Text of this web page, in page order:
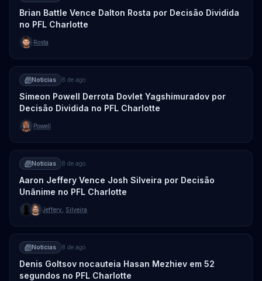
Brian Battle Vence Dalton Rosta por Decisão Dividida
no PFL Charlotte
Rosta
Notícias 8 de ago.
Simeon Powell Derrota Dovlet Yagshimuradov por
Decisão Dividida no PFL Charlotte
Powell
Notícias 8 de ago.
Aaron Jeffery Vence Josh Silveira por Decisão
Unânime no PFL Charlotte
Jeffery Silveira
Notícias 8 de ago.
Denis Goltsov nocauteia Hasan Mezhiev em 52
segundos no PFL Charlotte